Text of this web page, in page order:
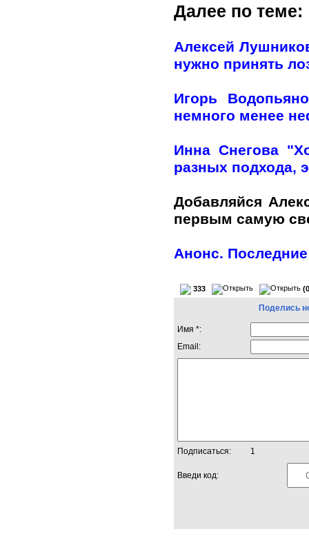
Далее по теме:
Алексей
нужно принять
Игорь
немного менее
Инна Снегова
разных подхода,
Добавляйся
первым самую
Анонс.
333
Поделись
Имя *:
Email:
Подписаться: 1
Введи код: